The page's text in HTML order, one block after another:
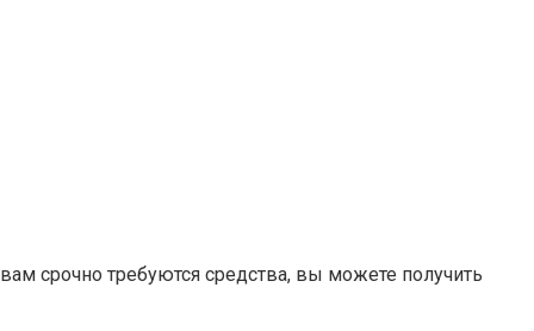
срочно требуются средства, вы можете получить